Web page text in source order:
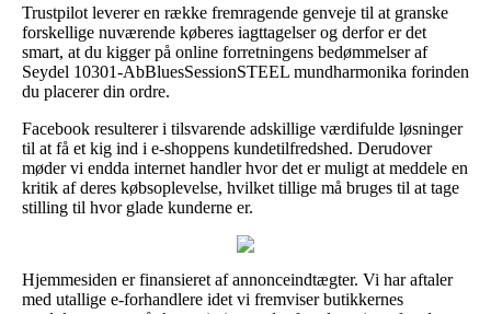
Trustpilot leverer en række fremragende genveje til at granske
forskellige nuværende køberes iagttagelser og derfor er det
smart, at du kigger på online forretningens bedømmelser af
Seydel 10301-AbBluesSessionSTEEL mundharmonika forinden
du placerer din ordre.
Facebook resulterer i tilsvarende adskillige værdifulde løsninger
til at få et kig ind i e-shoppens kundetilfredshed. Derudover
møder vi endda internet handler hvor det er muligt at meddele en
kritik af deres købsoplevelse, hvilket tillige må bruges til at tage
stilling til hvor glade kunderne er.
Hjemmesiden er finansieret af annonceindtægter. Vi har aftaler
med utallige e-forhandlere idet vi fremviser butikkernes